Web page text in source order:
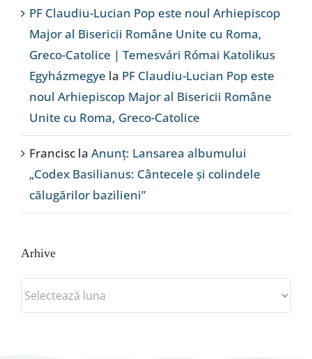
PF Claudiu-Lucian Pop este noul Arhiepiscop
Major al Bisericii Române Unite cu Roma,
Greco-Catolice | Temesvári Római Katolikus
Egyházmegye la PF Claudiu-Lucian Pop este
noul Arhiepiscop Major al Bisericii Române
Unite cu Roma, Greco-Catolice
Francisc la Anunț: Lansarea albumului
„Codex Basilianus: Cântecele și colindele
călugărilor bazilieni”
Arhive
Arhive